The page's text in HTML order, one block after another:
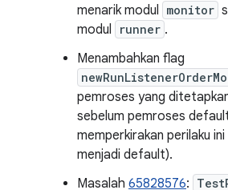
menarik modul monitor
modul
runner .
Menambahkan flag
pemroses yang
sebelum pemroses
memperkirakan perilaku
menjadi default).
Masalah 65828576: